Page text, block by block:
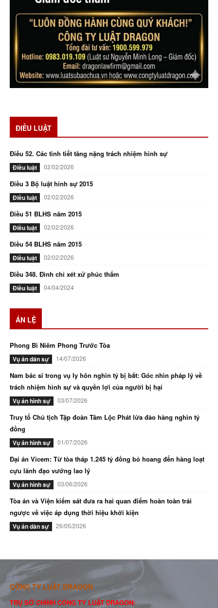
ĐIỀU LUẬT
Điều 52. Các tình tiết tăng nặng trách nhiệm hình sự
Điều luật 02/02/2026
Điều 3 Bộ luật hính sự 2015
Điều luật 02/02/2026
Điều 51 BLHS năm 2015
Điều luật 02/02/2026
Điều 54 BLHS năm 2015
Điều luật 02/02/2026
Điều 348. Đình chỉ xét xử phúc thẩm
Điều luật 04/04/2024
ÁN LỆ
Phong Bì Niêm Phong Trước Tòa
Vụ án dân sự 14/07/2026
Nam bác sĩ trong vụ ly hôn nghìn tỷ bị bắt: Góc nhìn pháp lý về
trách nhiệm hình sự và quyền lợi của người bị hại
Vụ án hình sự 03/07/2026
Truy tố Chủ tịch Tập đoàn Tâm Lộc Phát lừa đảo hàng nghìn tỷ
đồng
Vụ án hình sự 01/07/2026
Đại án Vicem: Từ tòa tháp 1.245 tỷ đồng bỏ hoang đến hàng loạt
cựu lãnh đạo vướng lao lý
Vụ án hình sự 03/06/2026
Tòa án và Viện kiểm sát đưa ra hai quan điểm hoàn toàn trái
ngược về việc áp dụng thời hiệu khởi kiện
Vụ án dân sự 26/05/2026
CÔNG TY LUẬT DRAGON
TRỤ SỞ CHÍNH CÔNG TY LUẬT DRAGON: